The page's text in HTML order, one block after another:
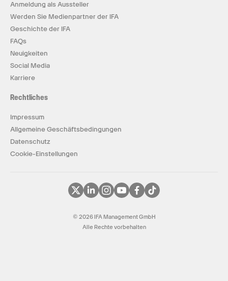
Anmeldung als Aussteller
Werden Sie Medienpartner der IFA
Geschichte der IFA
FAQs
Neuigkeiten
Social Media
Karriere
Rechtliches
Impressum
Allgemeine Geschäftsbedingungen
Datenschutz
Cookie-Einstellungen
© 2026 IFA Management GmbH
Alle Rechte vorbehalten